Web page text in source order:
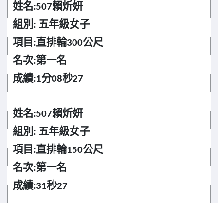
姓名:507賴炘妍
組別 : 五年級女子
項目 :直排輪300公尺
名次:第一名
成績:1分08秒27
姓名:507賴炘妍
組別 : 五年級女子
項目 :直排輪150公尺
名次:第一名
成績:31秒27